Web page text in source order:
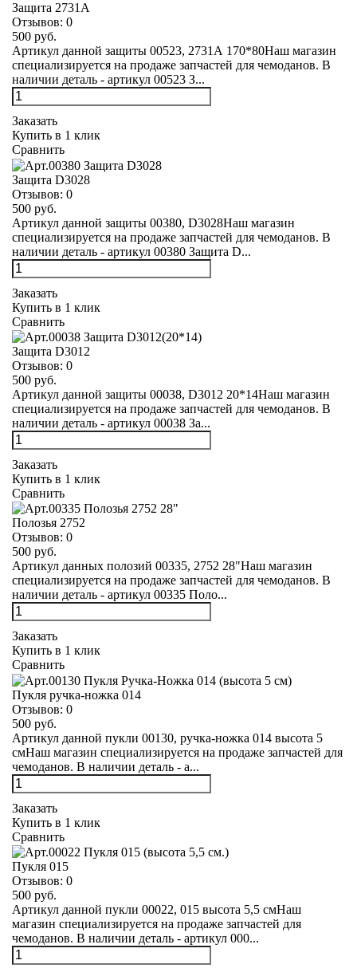
Защита 2731А
Отзывов: 0
500 руб.
Артикул данной защиты 00523, 2731А 170*80Наш магазин
специализируется на продаже запчастей для чемоданов. В
наличии деталь - артикул 00523 З...
Заказать
Купить в 1 клик
Сравнить
Защита D3028
Отзывов: 0
500 руб.
Артикул данной защиты 00380, D3028Наш магазин
специализируется на продаже запчастей для чемоданов. В
наличии деталь - артикул 00380 Защита D...
Заказать
Купить в 1 клик
Сравнить
Защита D3012
Отзывов: 0
500 руб.
Артикул данной защиты 00038, D3012 20*14Наш магазин
специализируется на продаже запчастей для чемоданов. В
наличии деталь - артикул 00038 За...
Заказать
Купить в 1 клик
Сравнить
Полозья 2752
Отзывов: 0
500 руб.
Артикул данных полозий 00335, 2752 28"Наш магазин
специализируется на продаже запчастей для чемоданов. В
наличии деталь - артикул 00335 Поло...
Заказать
Купить в 1 клик
Сравнить
Пукля ручка-ножка 014
Отзывов: 0
500 руб.
Артикул данной пукли 00130, ручка-ножка 014 высота 5
смНаш магазин специализируется на продаже запчастей для
чемоданов. В наличии деталь - а...
Заказать
Купить в 1 клик
Сравнить
Пукля 015
Отзывов: 0
500 руб.
Артикул данной пукли 00022, 015 высота 5,5 смНаш
магазин специализируется на продаже запчастей для
чемоданов. В наличии деталь - артикул 000...